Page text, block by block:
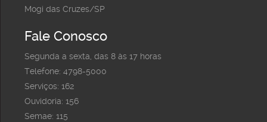
Mogi das Cruzes/SP
Fale Conosco
Segunda a sexta, das 8 às 17 horas
Telefone: 4798-5000
Serviços: 162
Ouvidoria: 156
Semae: 115